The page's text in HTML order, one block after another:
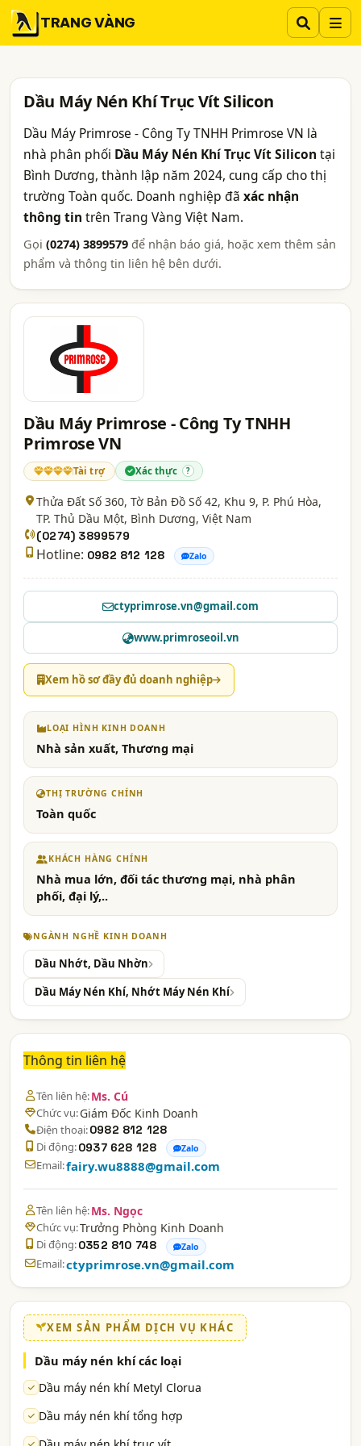
TRANG VÀNG
Dầu Máy Nén Khí Trục Vít Silicon
Dầu Máy Primrose - Công Ty TNHH Primrose VN là
nhà phân phối Dầu Máy Nén Khí Trục Vít Silicon tại
Bình Dương, thành lập năm 2024, cung cấp cho thị
trường Toàn quốc. Doanh nghiệp đã xác nhận
thông tin trên Trang Vàng Việt Nam.
Gọi (0274) 3899579 để nhận báo giá, hoặc xem thêm sản
phẩm và thông tin liên hệ bên dưới.
Dầu Máy Primrose - Công Ty TNHH
Primrose VN
Tài trợ Xác thực ?
Thửa Đất Số 360, Tờ Bản Đồ Số 42, Khu 9, P. Phú Hòa,
TP. Thủ Dầu Một, Bình Dương, Việt Nam
(0274) 3899579
Hotline: 0982 812 128 Zalo
ctyprimrose.vn@gmail.com
www.primroseoil.vn
Xem hồ sơ đầy đủ doanh nghiệp
LOẠI HÌNH KINH DOANH
Nhà sản xuất, Thương mại
THỊ TRƯỜNG CHÍNH
Toàn quốc
KHÁCH HÀNG CHÍNH
Nhà mua lớn, đối tác thương mại, nhà phân
phối, đại lý,..
NGÀNH NGHỀ KINH DOANH
Dầu Nhớt, Dầu Nhờn
Dầu Máy Nén Khí, Nhớt Máy Nén Khí
Thông tin liên hệ
Tên liên hệ:Ms. Cú
Chức vụ:Giám Đốc Kinh Doanh
Điện thoại:0982 812 128
Di động:0937 628 128 Zalo
Email:fairy.wu8888@gmail.com
Tên liên hệ:Ms. Ngọc
Chức vụ:Trưởng Phòng Kinh Doanh
Di động:0352 810 748 Zalo
Email:ctyprimrose.vn@gmail.com
XEM SẢN PHẨM DỊCH VỤ KHÁC
Dầu máy nén khí các loại
Dầu máy nén khí Metyl Clorua
Dầu máy nén khí tổng hợp